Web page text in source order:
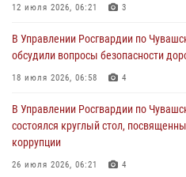
партия немаркированной
Сотрудник вневедомственной
корреспонденту Издательского
12 июля 2026, 06:21 3
В Управлении Росгвардии по
обсудили вопросы безопасности
18 июля 2026, 06:58 4
В Управлении Росгвардии по
состоялся круглый стол,
коррупции
26 июля 2026, 06:21 4